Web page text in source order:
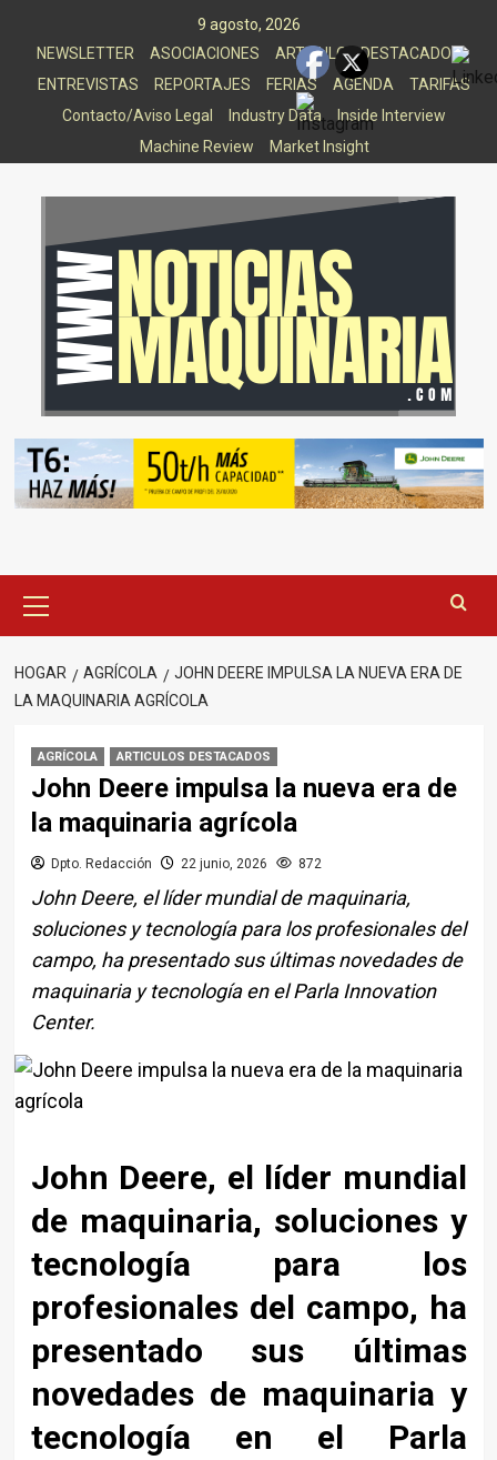
9 agosto, 2026
NEWSLETTER
ASOCIACIONES
ARTICULOS DESTACADOS
ENTREVISTAS
REPORTAJES FERIAS AGENDA
TARIFAS
Contacto/Aviso Legal
Industry Data
Inside Interview
Machine Review
Market Insight
principal
HOGAR AGRÍCOLA
JOHN DEERE IMPULSA LA NUEVA ERA DE
LA MAQUINARIA AGRÍCOLA
AGRÍCOLA ARTICULOS DESTACADOS
John Deere impulsa la nueva era de
la maquinaria agrícola
Dpto. Redacción 22 junio, 2026 872
John Deere, el líder mundial de maquinaria,
soluciones y tecnología para los profesionales del
campo, ha presentado sus últimas novedades de
maquinaria y tecnología en el Parla Innovation
Center.
John Deere, el líder mundial
de maquinaria, soluciones y
tecnología para los
profesionales del campo, ha
presentado sus últimas
novedades de maquinaria y
tecnología en el Parla